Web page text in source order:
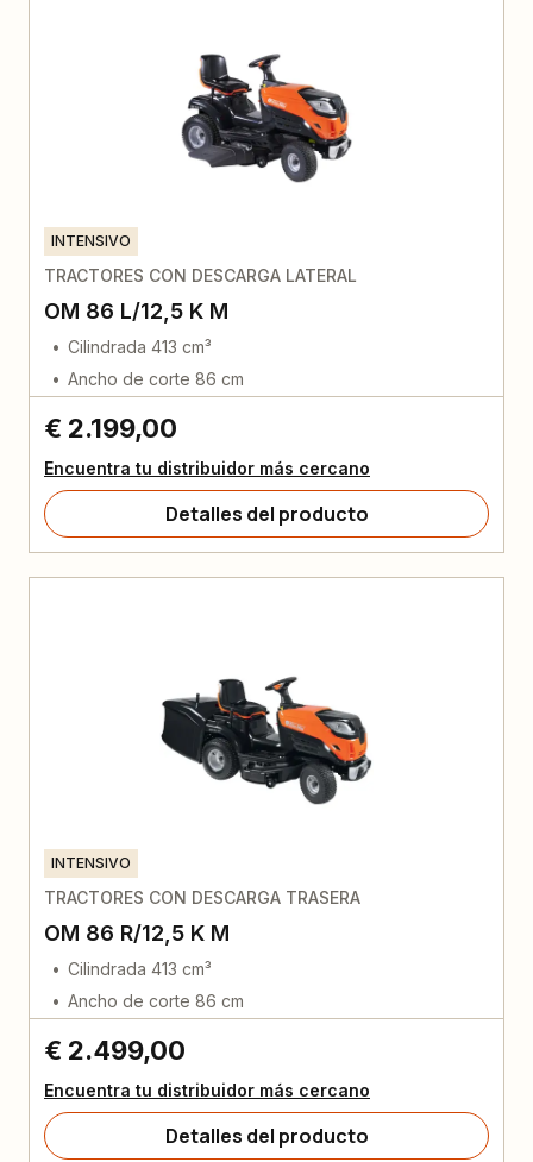
INTENSIVO
TRACTORES CON DESCARGA LATERAL
OM 86 L/12,5 K M
Cilindrada 413 cm³
Ancho de corte 86 cm
€ 2.199,00
Encuentra tu distribuidor más cercano
Detalles del producto
INTENSIVO
TRACTORES CON DESCARGA TRASERA
OM 86 R/12,5 K M
Cilindrada 413 cm³
Ancho de corte 86 cm
€ 2.499,00
Encuentra tu distribuidor más cercano
Detalles del producto